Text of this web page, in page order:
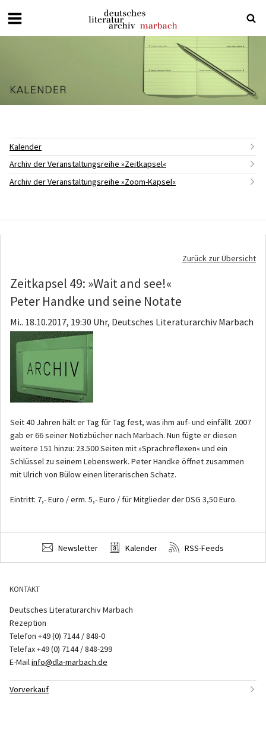
Deutsches
Literaturarchiv
Kalender
Archiv der Veranstaltungsreihe »Zeitkapsel«
Archiv der Veranstaltungsreihe »Zoom-Kapsel«
Zurück zur Übersicht
Zeitkapsel 49: »Wait and see!«
Peter Handke und seine Notate
Mi.. 18.10.2017, 19:30 Uhr, Deutsches Literaturarchiv Marbach
Seit 40 Jahren hält er Tag für Tag fest, was ihm auf- und einfällt. 2007
gab er 66 seiner Notizbücher nach Marbach. Nun fügte er diesen
weitere 151 hinzu: 23.500 Seiten mit »Sprachreflexen« und ein
Schlüssel zu seinem Lebenswerk. Peter Handke öffnet zusammen
mit Ulrich von Bülow einen literarischen Schatz.
Eintritt: 7,- Euro / erm. 5,- Euro / für Mitglieder der DSG 3,50 Euro.
Newsletter Kalender RSS-Feeds
KONTAKT
Deutsches Literaturarchiv Marbach
Rezeption
Telefon +49 (0) 7144 / 848-0
Telefax +49 (0) 7144 / 848-299
E-Mail info@dla-marbach.de
Vorverkauf